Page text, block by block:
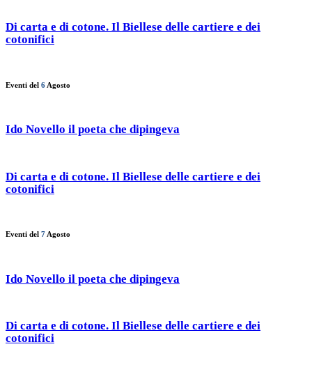
Di carta e di cotone. Il Biellese delle cartiere e dei
cotonifici
Eventi del 6 Agosto
Ido Novello il poeta che dipingeva
Di carta e di cotone. Il Biellese delle cartiere e dei
cotonifici
Eventi del 7 Agosto
Ido Novello il poeta che dipingeva
Di carta e di cotone. Il Biellese delle cartiere e dei
cotonifici